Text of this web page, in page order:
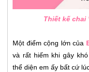
Thiết kế
Một điểm cộng lớn của
và rất hiếm khi gây
thể diện em ấy bất cứ